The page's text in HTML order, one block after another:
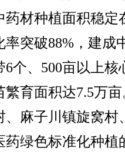
材种植面积稳定
突破88%，建成
个、500亩以上核
繁育面积达7.5万
、麻子川镇旋窝村
绿色标准化种植